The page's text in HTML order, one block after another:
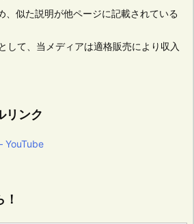
、似た説明が他ページに記載されている
して、当メディアは適格販売により収入
リンク
YouTube